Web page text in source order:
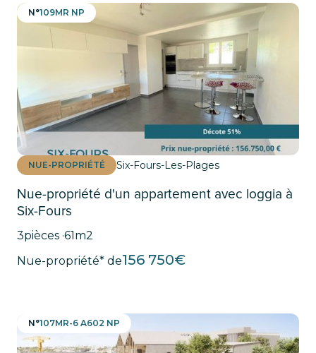
N°109MR NP
NUE-PROPRIÉTÉ Six-Fours-Les-Plages
Nue-propriété d'un appartement avec loggia à
Six-Fours
3pièces ·61 m2
Nue-propriété* de156 750€
N°107MR-6 A602 NP